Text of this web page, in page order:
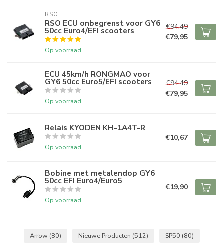
RSO
RSO ECU onbegrenst voor GY6
50cc Euro4/EFI scooters
Op voorraad
€94,49
€79,95
ECU 45km/h RONGMAO voor
GY6 50cc Euro5/EFI scooters
Op voorraad
€94,49
€79,95
Relais KYODEN KH-1A4T-R
Op voorraad
€10,67
Bobine met metalendop GY6
50cc EFI Euro4/Euro5
Op voorraad
€19,90
Arrow (80) Nieuwe Producten (512) SP50 (80)